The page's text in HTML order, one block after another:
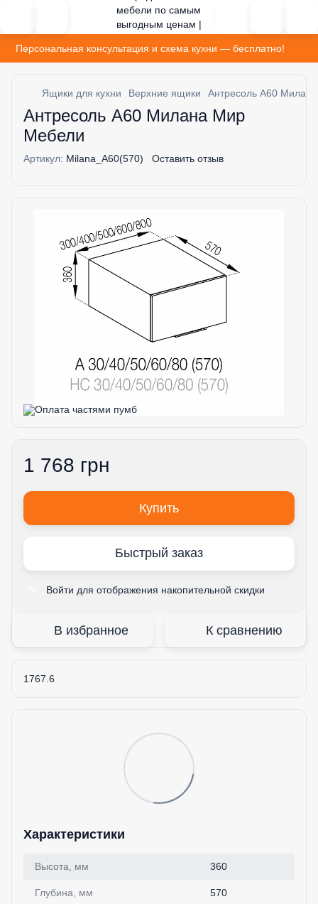
Персональная консультация и схема кухни — бесплатно!
Ящики для кухни Верхние ящики Антресоль А60
Антресоль А60 Милана Мир
Мебели
Артикул: Milana_A60(570) Оставить отзыв
1 768 грн
Купить
Быстрый заказ
Войти для отображения накопительной скидки
В избранное К сравнению
1767.6
Характеристики
Высота, мм 360
Глубина, мм 570